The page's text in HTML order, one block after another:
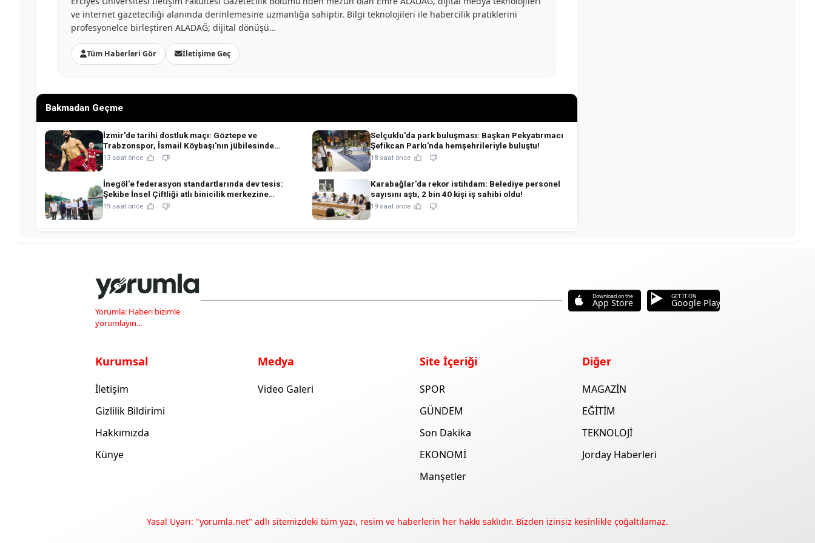
ve internet gazeteciliği alanında derinlemesine uzmanlığa sahiptir. Bilgi teknolojileri ile habercilik pratiklerini
profesyonelce birleştiren ALADAĞ; dijital dönüşü…
Tüm Haberleri Gör İletişime Geç
Bakmadan Geçme
İzmir'de tarihi dostluk maçı: Göztepe ve
Trabzonspor, İsmail Köybaşı'nın jübilesinde
buluşuyor!
13 saat önce
Selçuklu'da park buluşması: Başkan Pekyatırmacı
Şefikcan Parkı'nda hemşehrileriyle buluştu!
18 saat önce
İnegöl'e federasyon standartlarında dev tesis:
Şekibe İnsel Çiftliği atlı binicilik merkezine
dönüşüyor!
19 saat önce
Karabağlar'da rekor istihdam: Belediye personel
sayısını aştı, 2 bin 40 kişi iş sahibi oldu!
19 saat önce
Yorumla: Haberi bizimle
yorumlayın...
Download on the
App Store
GET IT ON
Google Play
Kurumsal
İletişim
Gizlilik Bildirimi
Hakkımızda
Künye
Medya
Video Galeri
Site İçeriği
SPOR
GÜNDEM
Son Dakika
EKONOMİ
Manşetler
Diğer
MAGAZİN
EĞİTİM
TEKNOLOJİ
Jorday Haberleri
Yasal Uyarı: "yorumla.net" adlı sitemizdeki tüm yazı, resim ve haberlerin her hakkı saklıdır. Bizden izinsiz kesinlikle çoğaltılamaz.